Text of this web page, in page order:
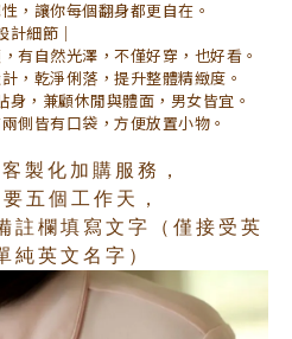
，讓你每個翻身都更自在。
計細節｜
有自然光澤，不僅好穿，也好看。
，乾淨俐落，提升整體精緻度。
，兼顧休閒與體面，男女皆宜。
側皆有口袋，方便放置小物。
製化加購服務，
五個工作天，
註欄填寫文字（僅接受英
純英文名字）